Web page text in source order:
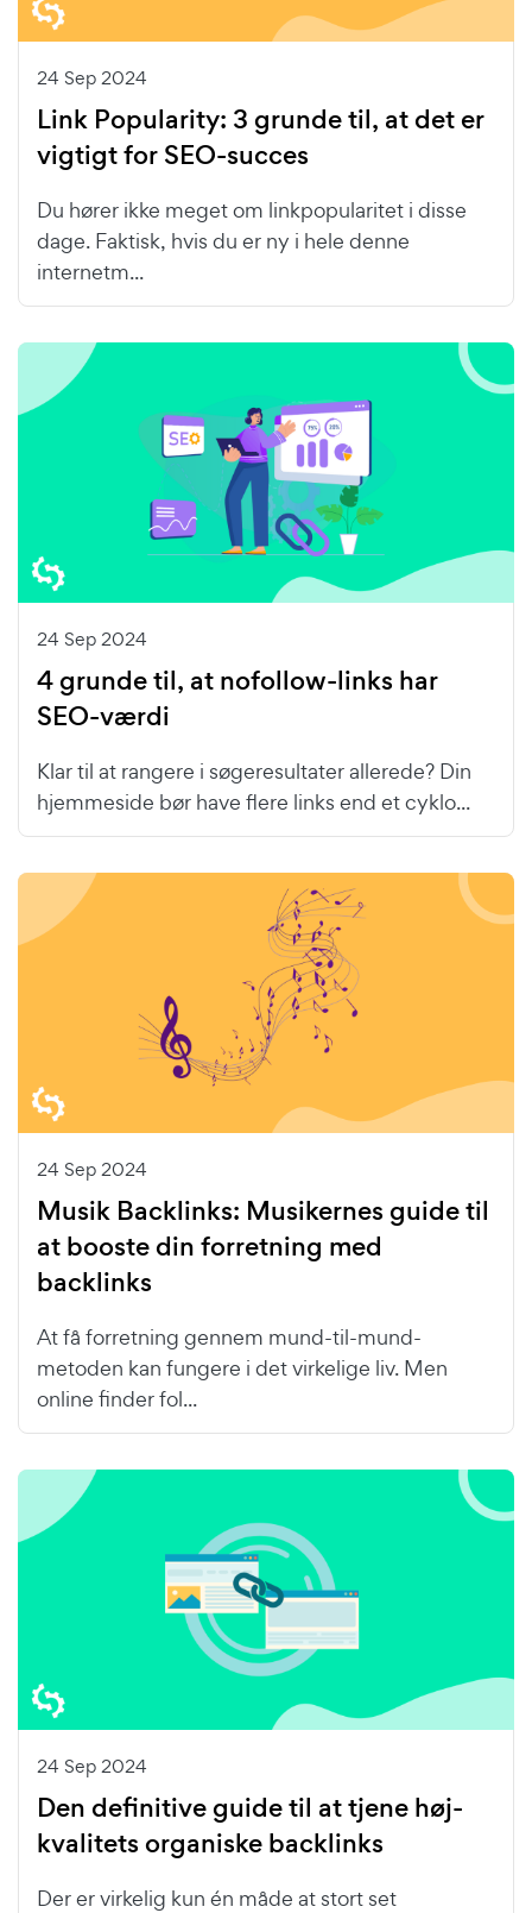
24 Sep 2024
Link Popularity: 3 grunde til, at det er
vigtigt for SEO-succes
Du hører ikke meget om linkpopularitet i disse
dage. Faktisk, hvis du er ny i hele denne
internetm...
24 Sep 2024
4 grunde til, at nofollow-links har
SEO-værdi
Klar til at rangere i søgeresultater allerede? Din
hjemmeside bør have flere links end et cyklo...
24 Sep 2024
Musik Backlinks: Musikernes guide til
at booste din forretning med
backlinks
At få forretning gennem mund-til-mund-
metoden kan fungere i det virkelige liv. Men
online finder fol...
24 Sep 2024
Den definitive guide til at tjene høj-
kvalitets organiske backlinks
Der er virkelig kun én måde at stort set